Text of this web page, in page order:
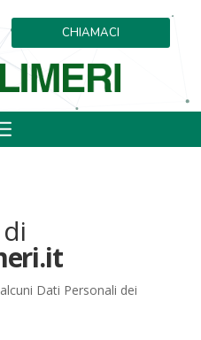
CHIAMACI
Dati Personali dei